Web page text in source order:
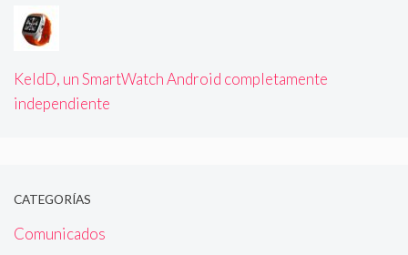
KeldD, un SmartWatch Android completamente
independiente
CATEGORÍAS
Comunicados